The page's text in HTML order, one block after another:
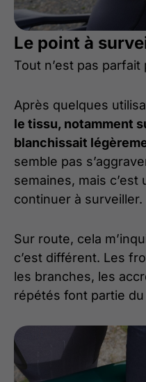
Le point à
Tout n’est pas parfait
Après quelques
le tissu, notamment
blanchissait
semble pas
semaines, mais c’est
continuer à surveiller.
Sur route, cela
c’est différent. Les
les branches, les
répétés font partie du